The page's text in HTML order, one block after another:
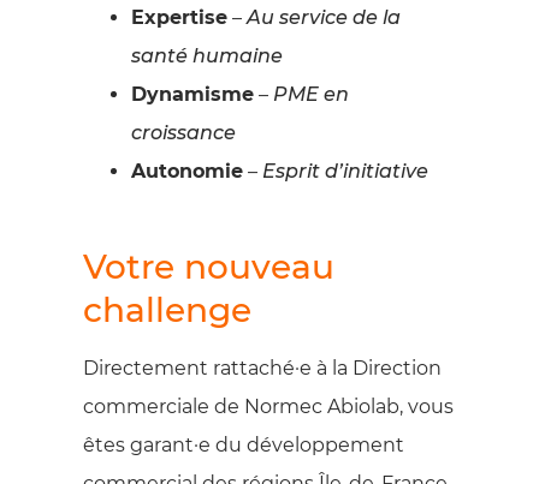
Expertise –Au service de la
santé humaine
Dynamisme – PME en
croissance
Autonomie – Esprit d’initiative
Directement rattaché·e à la Direction
commerciale de Normec Abiolab, vous
êtes garant·e du développement
Votre nouveau
challenge